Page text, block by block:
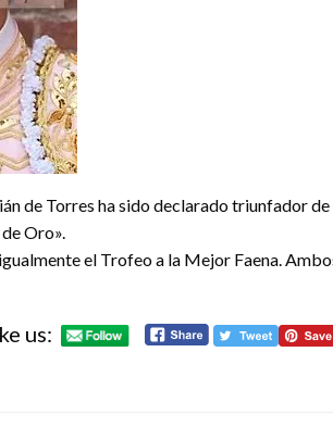
de Torres ha sido declarado triunfador
Oro».
el Trofeo a la Mejor Faena.
us: